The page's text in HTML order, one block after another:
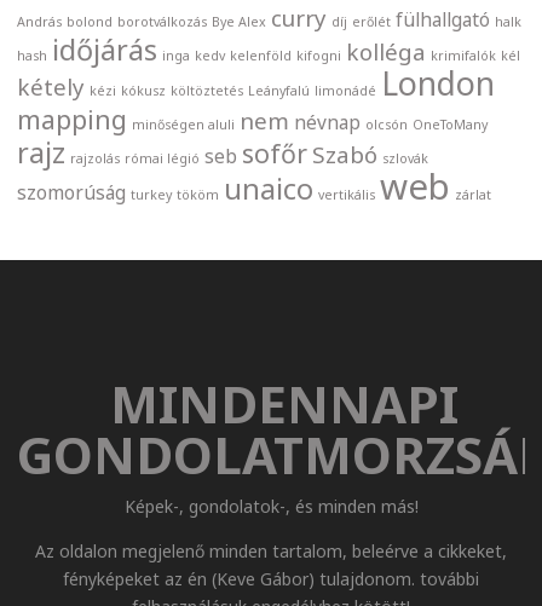
András bolond borotválkozás Bye Alex curry díj erőlét fülhallgató halk
hash időjárás inga kedv kelenföld kifogni kolléga krimifalók kél
kétely kézi kókusz költöztetés Leányfalú limonádé London
mapping minőségen aluli nem névnap olcsón OneToMany
rajz rajzolás római légió seb sofőr Szabó szlovák
szomorúság turkey tököm unaico vertikális web zárlat
MINDENNAPI
Képek-, gondolatok-, és minden más!
Az oldalon megjelenő minden tartalom, beleérve a cikkeket,
fényképeket az én (Keve Gábor) tulajdonom. további